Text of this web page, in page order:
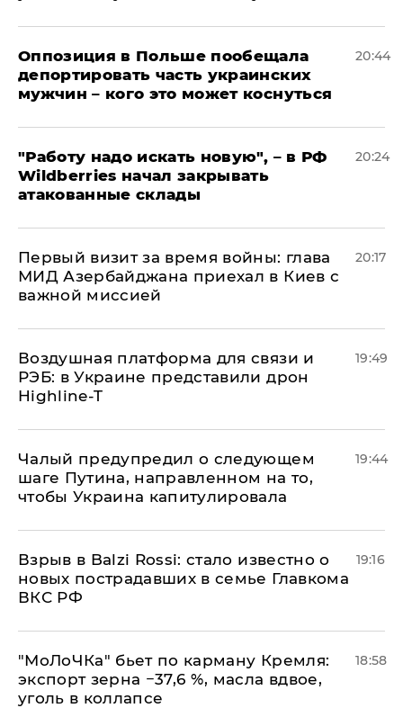
Оппозиция в Польше пообещала
депортировать часть украинских
мужчин – кого это может коснуться
20:44
"Работу надо искать новую", – в РФ
Wildberries начал закрывать
атакованные склады
20:24
Первый визит за время войны: глава
МИД Азербайджана приехал в Киев с
важной миссией
20:17
Воздушная платформа для связи и
РЭБ: в Украине представили дрон
Highline-T
19:49
Чалый предупредил о следующем
шаге Путина, направленном на то,
чтобы Украина капитулировала
19:44
Взрыв в Balzi Rossi: стало известно о
новых пострадавших в семье Главкома
ВКС РФ
19:16
​"МоЛоЧКа" бьет по карману Кремля:
экспорт зерна −37,6 %, масла вдвое,
уголь в коллапсе
18:58